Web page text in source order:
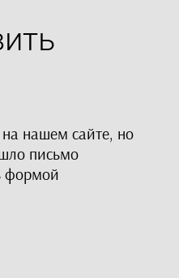
нашем сайте, но
письмо
формой